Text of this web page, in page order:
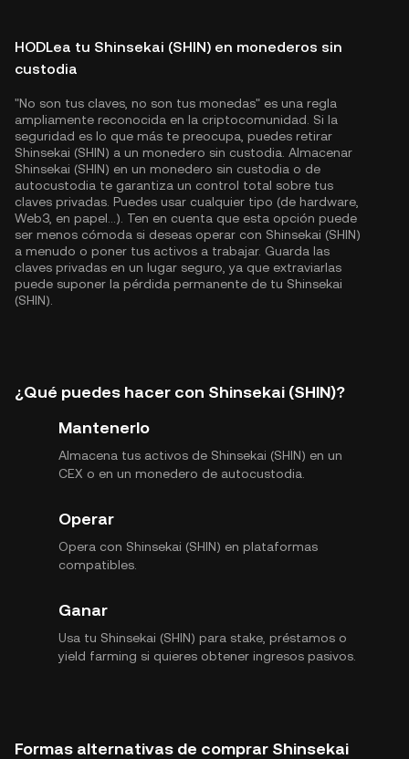
HODLea tu Shinsekai (SHIN) en monederos sin
custodia
"No son tus claves, no son tus monedas" es una regla
ampliamente reconocida en la criptocomunidad. Si la
seguridad es lo que más te preocupa, puedes retirar
Shinsekai (SHIN) a un monedero sin custodia. Almacenar
Shinsekai (SHIN) en un monedero sin custodia o de
autocustodia te garantiza un control total sobre tus
claves privadas. Puedes usar cualquier tipo (de hardware,
Web3, en papel...). Ten en cuenta que esta opción puede
ser menos cómoda si deseas operar con Shinsekai (SHIN)
a menudo o poner tus activos a trabajar. Guarda las
claves privadas en un lugar seguro, ya que extraviarlas
puede suponer la pérdida permanente de tu Shinsekai
(SHIN).
¿Qué puedes hacer con Shinsekai (SHIN)?
Mantenerlo
Almacena tus activos de Shinsekai (SHIN) en un
CEX o en un monedero de autocustodia.
Operar
Opera con Shinsekai (SHIN) en plataformas
compatibles.
Ganar
Usa tu Shinsekai (SHIN) para stake, préstamos o
yield farming si quieres obtener ingresos pasivos.
Formas alternativas de comprar Shinsekai